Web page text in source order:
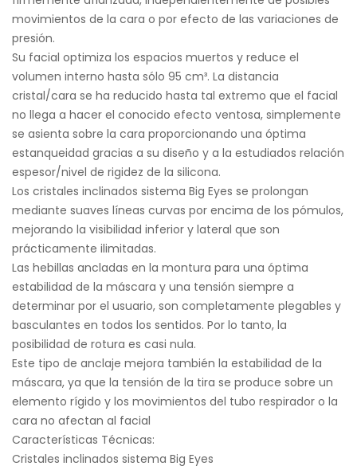
movimientos de la cara o por efecto de las variaciones de
presión.
Su facial optimiza los espacios muertos y reduce el
volumen interno hasta sólo 95 cm³. La distancia
cristal/cara se ha reducido hasta tal extremo que el facial
no llega a hacer el conocido efecto ventosa, simplemente
se asienta sobre la cara proporcionando una óptima
estanqueidad gracias a su diseño y a la estudiados relación
espesor/nivel de rigidez de la silicona.
Los cristales inclinados sistema Big Eyes se prolongan
mediante suaves líneas curvas por encima de los pómulos,
mejorando la visibilidad inferior y lateral que son
prácticamente ilimitadas.
Las hebillas ancladas en la montura para una óptima
estabilidad de la máscara y una tensión siempre a
determinar por el usuario, son completamente plegables y
basculantes en todos los sentidos. Por lo tanto, la
posibilidad de rotura es casi nula.
Este tipo de anclaje mejora también la estabilidad de la
máscara, ya que la tensión de la tira se produce sobre un
elemento rígido y los movimientos del tubo respirador o la
cara no afectan al facial
Características Técnicas:
Cristales inclinados sistema Big Eyes